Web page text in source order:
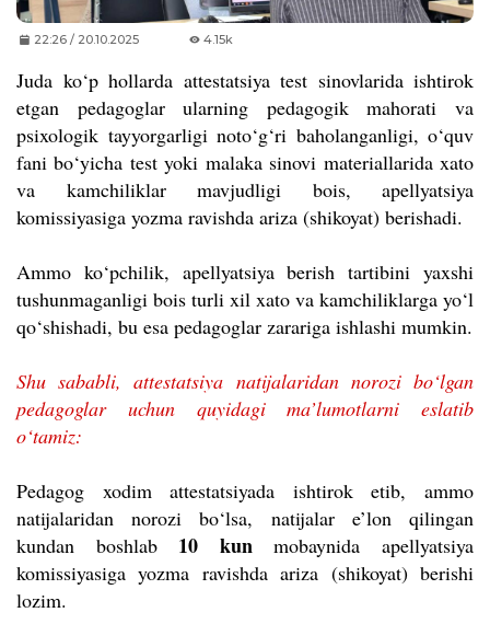
22:26 / 20.10.2025 4.15k
Juda ko‘p hollarda attestatsiya test sinovlarida ishtirok
etgan pedagoglar ularning pedagogik mahorati va
psixologik tayyorgarligi noto‘g‘ri baholanganligi, o‘quv
fani bo‘yicha test yoki malaka sinovi materiallarida xato
va kamchiliklar mavjudligi bois, apellyatsiya
komissiyasiga yozma ravishda ariza (shikoyat) berishadi.
Ammo ko‘pchilik, apellyatsiya berish tartibini yaxshi
tushunmaganligi bois turli xil xato va kamchiliklarga yo‘l
qo‘shishadi, bu esa pedagoglar zarariga ishlashi mumkin.
Shu sababli, attestatsiya natijalaridan norozi bo‘lgan
pedagoglar uchun quyidagi ma’lumotlarni eslatib
o‘tamiz:
Pedagog xodim attestatsiyada ishtirok etib, ammo
natijalaridan norozi bo‘lsa, natijalar e’lon qilingan
kundan boshlab 10 kunmobaynida apellyatsiya
komissiyasiga yozma ravishda ariza (shikoyat) berishi
lozim.